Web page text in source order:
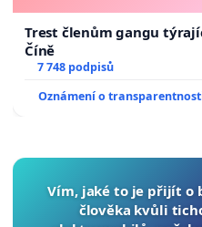
Trest členům gangu
Číně
7 748 podpisů
Oznámení o
Vím, jaké to je přijít o
člověka kvůli